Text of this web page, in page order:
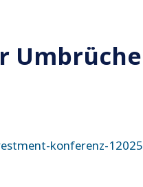
Umbrüche
konferenz-12025